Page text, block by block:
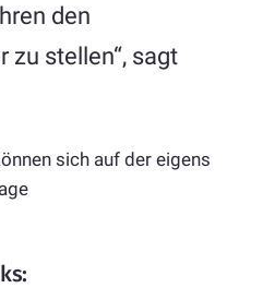
den
zu stellen“, sagt
sich auf der eigens